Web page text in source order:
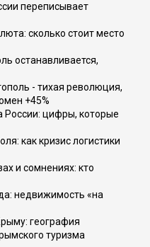
переписывает
сколько стоит место
останавливается,
- тихая революция,
+45%
России: цифры, которые
как кризис логистики
и сомнениях: кто
недвижимость «на
география
туризма